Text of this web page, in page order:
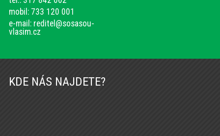
mobil: 733 120 001
e-mail: reditel@sosasou-
vlasim.cz
KDE NÁS NAJDETE?